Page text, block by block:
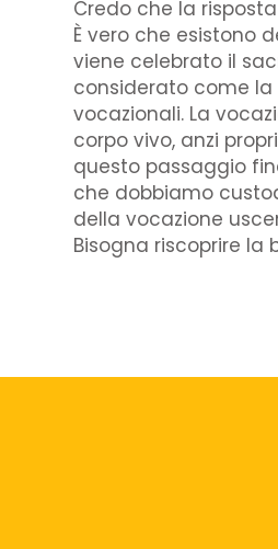
Credo che la
È vero che esistono
viene celebrato il
considerato come la
vocazionali. La
corpo vivo, anzi
questo passaggio
che dobbiamo
della vocazione
Bisogna riscoprire la